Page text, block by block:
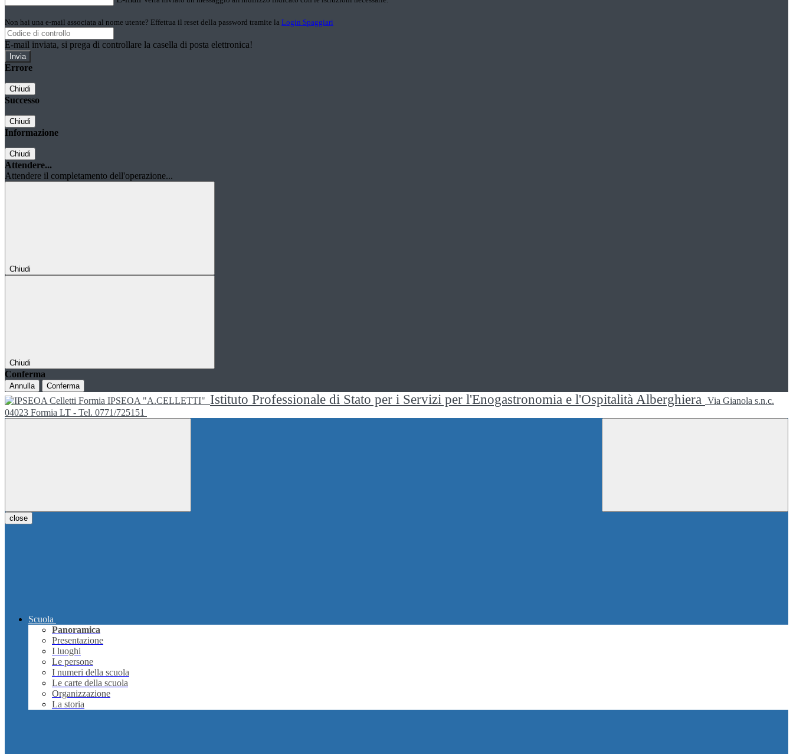
Non hai una e-mail associata al nome utente? Effettua il reset della password tramite la Login Spaggiari
E-mail inviata, si prega di controllare la casella di posta elettronica!
Errore
Chiudi
Successo
Chiudi
Informazione
Chiudi
Attendere...
Attendere il completamento dell'operazione...
Chiudi
Chiudi
Conferma
Annulla Conferma
IPSEOA "A.CELLETTI" Istituto Professionale di Stato per i Servizi per l'Enogastronomia e l'Ospitalità Alberghiera Via Gianola s.n.c.
04023 Formia LT - Tel. 0771/725151
close
Scuola
Panoramica
Presentazione
I luoghi
Le persone
I numeri della scuola
Le carte della scuola
Organizzazione
La storia